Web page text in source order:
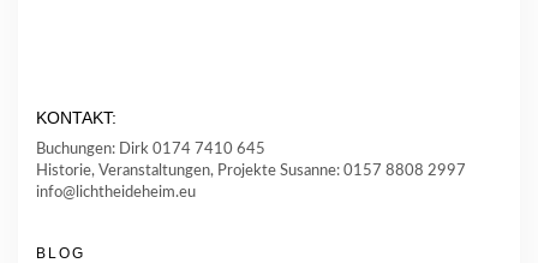
KONTAKT:
Buchungen: Dirk 0174 7410 645
Historie, Veranstaltungen, Projekte Susanne: 0157 8808 2997
info@lichtheideheim.eu
BLOG